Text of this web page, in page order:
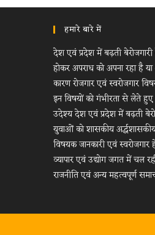
हमारे बारे में
देश एवं प्रदेश में बढ़ती
होकर अपराध को अपना रहा है
कारण रोजगार एवं स्वरोजगार
इन विषयों को गंभीरता से लेते
उदेश्य देश एवं प्रदेश में बढ़ती
युवाओं को शासकीय
विषयक जानकारी एवं स्वरोजगार
व्यापार एवं उद्योग जगत में चल
राजनीति एवं अन्य महत्वपूर्ण